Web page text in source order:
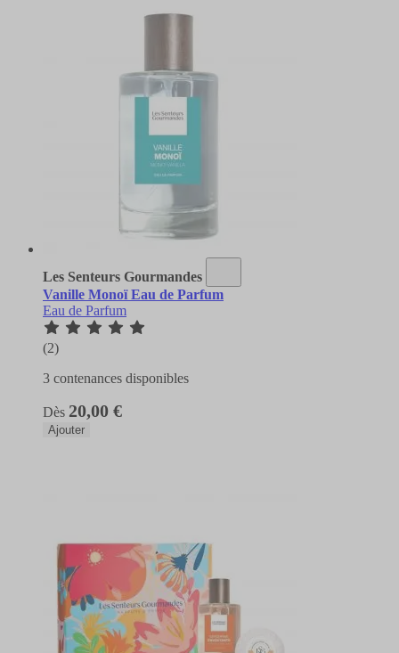
Les Senteurs Gourmandes
Vanille Monoï Eau de Parfum
Eau de Parfum
(2)
3 contenances disponibles
Dès 20,00 €
Ajouter